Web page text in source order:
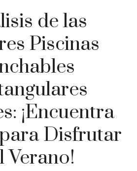
de las
Piscinas
¡Encuentra
Disfrutar
Verano!